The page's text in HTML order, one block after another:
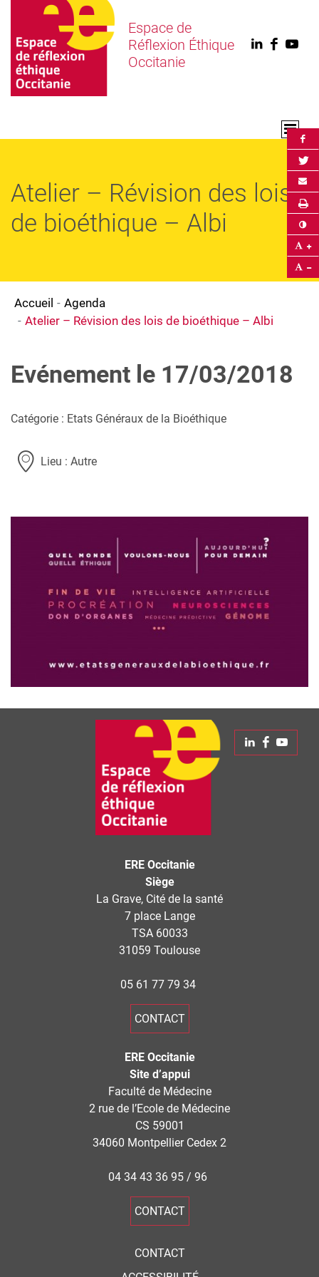
Espace de
Réflexion Éthique
Occitanie
Linkedin
Atelier – Révision des lois
de bioéthique – Albi
Accueil
Agenda
Atelier – Révision des lois de bioéthique – Albi
Evénement le 17/03/2018
Catégorie : Etats Généraux de la Bioéthique
Lieu : Autre
Linkedin
ERE Occitanie
Siège
La Grave, Cité de la santé
7 place Lange
TSA 60033
31059 Toulouse
05 61 77 79 34
CONTACT
ERE Occitanie
Site d’appui
Faculté de Médecine
2 rue de l’Ecole de Médecine
CS 59001
34060 Montpellier Cedex 2
04 34 43 36 95 / 96
CONTACT
CONTACT